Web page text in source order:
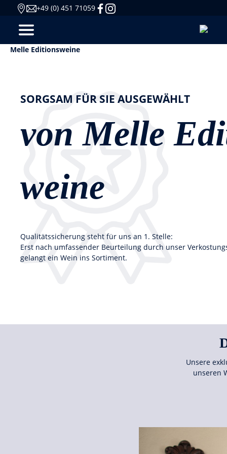
+49 (0) 451 71059
Melle Editionsweine
SORGSAM FÜR SIE AUSGEWÄHLT
von Melle
weine
Qualitätssicherung steht für uns an 1. Stelle:
Erst nach umfassender Beurteilung durch unser
gelangt ein Wein ins Sortiment.
Unsere
unseren